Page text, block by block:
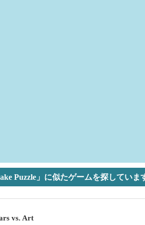
Puzzle」に似たゲームを探していま
vs. Art